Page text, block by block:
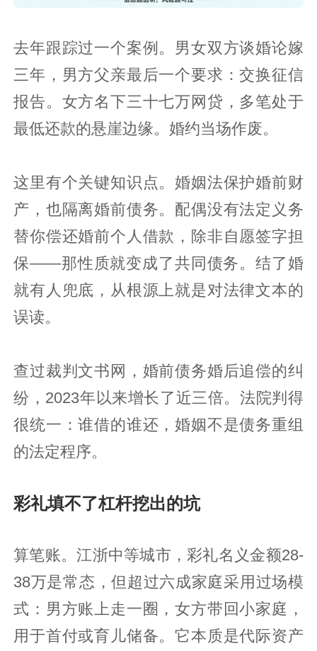
去年跟踪过一个案例。男女双方谈婚论嫁
三年，男方父亲最后一个要求：交换征信
报告。女方名下三十七万网贷，多笔处于
最低还款的悬崖边缘。婚约当场作废。
这里有个关键知识点。婚姻法保护婚前财
产，也隔离婚前债务。配偶没有法定义务
替你偿还婚前个人借款，除非自愿签字担
保——那性质就变成了共同债务。结了婚
就有人兜底，从根源上就是对法律文本的
误读。
查过裁判文书网，婚前债务婚后追偿的纠
纷，2023年以来增长了近三倍。法院判得
很统一：谁借的谁还，婚姻不是债务重组
的法定程序。
彩礼填不了杠杆挖出的坑
算笔账。江浙中等城市，彩礼名义金额28-
38万是常态，但超过六成家庭采用过场模
式：男方账上走一圈，女方带回小家庭，
用于首付或育儿储备。它本质是代际资产